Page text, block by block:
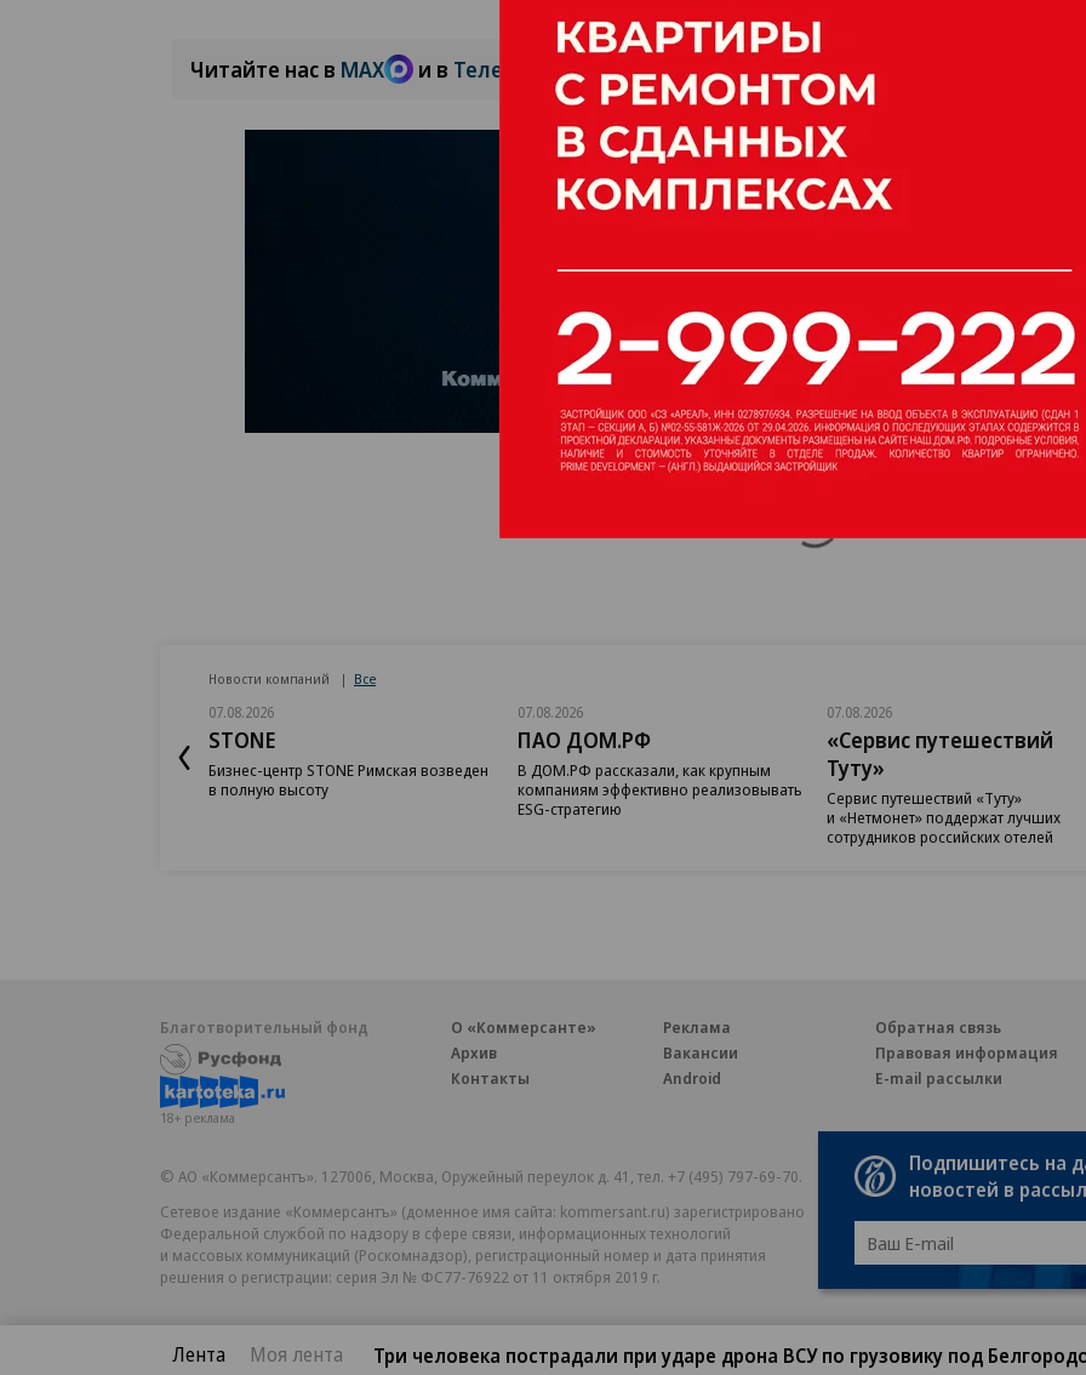
Читайте нас в MAX и в Телеграме
Новости компаний Все
07.08.2026
STONE
Бизнес-центр STONE Римская возведен
в полную высоту
07.08.2026
ПАО ДОМ.РФ
В ДОМ.РФ рассказали, как крупным
компаниям эффективно реализовывать
ESG-стратегию
07.08.2026
«Сервис путешествий
Туту»
Сервис путешествий «Туту»
и «Нетмонет» поддержат лучших
сотрудников российских отелей
Лента Моя лента Три человека пострадали при ударе дрона ВСУ по грузовику под
Благотворительный фонд
18+ реклама
О «Коммерсанте»
Архив
Контакты
Реклама
Вакансии
Android
Обратная связь
Правовая информация
E-mail рассылки
© АО «Коммерсантъ». 127006, Москва, Оружейный переулок д. 41, тел. +7 (495) 797-69-70.
Сетевое издание «Коммерсантъ» (доменное имя сайта: kommersant.ru) зарегистрировано
Федеральной службой по надзору в сфере связи, информационных технологий
и массовых коммуникаций (Роскомнадзор), регистрационный номер и дата принятия
решения о регистрации: серия Эл № ФС77-76922 от 11 октября 2019 г.
Партнерские проекты/
«Промо» и «Официальное
На kommersant.ru
Подпишитесь на
новостей в